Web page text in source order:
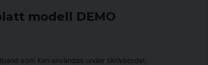
modell DEMO
som kan användas under skrivbordet,